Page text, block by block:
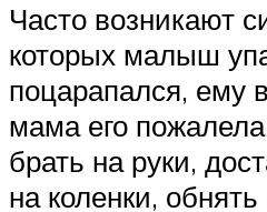
Часто возникают
которых малыш
поцарапался, ему
мама его
брать на руки,
на коленки,